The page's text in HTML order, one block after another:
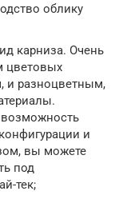
облику
карниза. Очень
цветовых
и разноцветным,
возможность
и
вы можете
под
тек;